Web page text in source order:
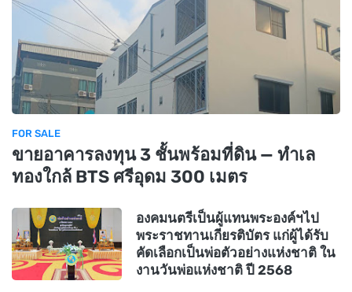
FOR SALE
ขายอาคารลงทุน 3 ชั้นพร้อมที่ดิน — ทำเล
ทองใกล้ BTS ศรีอุดม 300 เมตร
องคมนตรีเป็นผู้แทนพระองค์ฯไป
พระราชทานเกียรติบัตร แก่ผู้ได้รับ
คัดเลือกเป็นพ่อตัวอย่างแห่งชาติ ใน
งานวันพ่อแห่งชาติ ปี 2568